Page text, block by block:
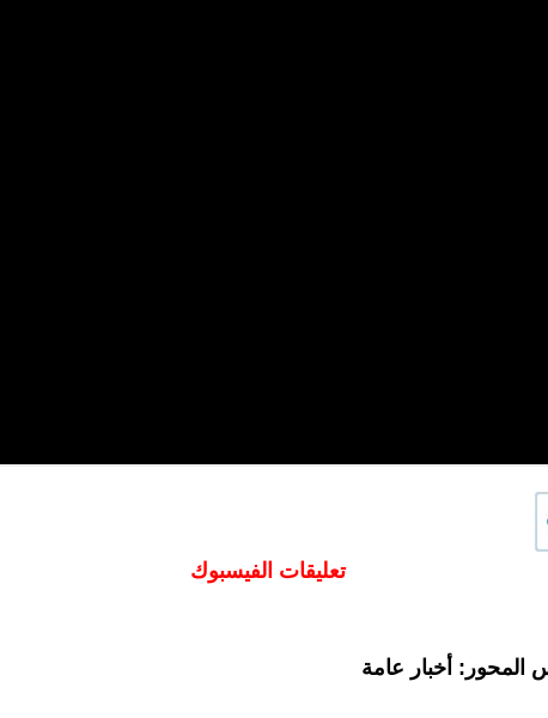
تعليقات الفيسبوك
المحور: أخبار عامة